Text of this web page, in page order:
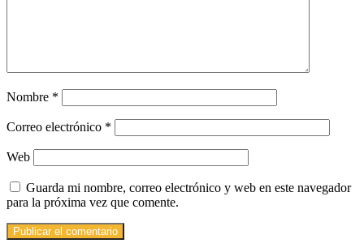
Nombre *
Correo electrónico *
Web
Guarda mi nombre, correo electrónico y web en este navegador
para la próxima vez que comente.